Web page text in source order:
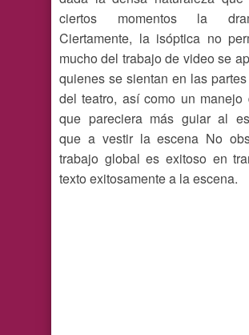
ciertos momentos la
Ciertamente, la isóptica no
mucho del trabajo de video se
quienes se sientan en las
del teatro, así como un manejo
que pareciera más guiar al
que a vestir la escena No
trabajo global es exitoso en
texto exitosamente a la escena.